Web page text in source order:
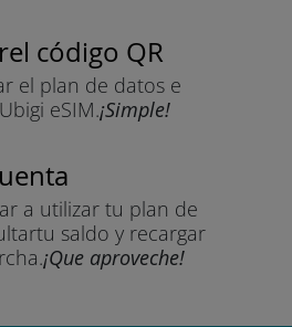
el código QR
el plan de datos e
eSIM.¡Simple!
a utilizar tu plan de
tu saldo y recargar
¡Que aproveche!